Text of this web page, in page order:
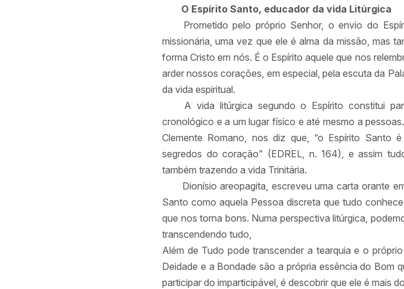
O Espírito Santo, educador da vida Litúrgica
Prometido pelo próprio Senhor, o envio do
missionária, uma vez que ele é alma da missão, mas
forma Cristo em nós. É o Espírito aquele que nos
arder nossos corações, em especial, pela escuta da
da vida espiritual.
A vida litúrgica segundo o Espírito constitui
cronológico e a um lugar físico e até mesmo a
Clemente Romano, nos diz que, “o Espírito Santo
segredos do coração” (EDREL, n. 164), e assim
também trazendo a vida Trinitária.
Dionísio areopagita, escreveu uma carta orante
Santo como aquela Pessoa discreta que tudo
que nos torna bons. Numa perspectiva litúrgica,
transcendendo tudo,
Além de Tudo pode transcender a tearquia e o
Deidade e a Bondade são a própria essência do Bom
participar do imparticipável, é descobrir que ele é mais